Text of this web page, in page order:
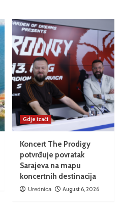
Gdje izaći
Koncert The Prodigy
potvrđuje povratak
Sarajeva na mapu
koncertnih destinacija
Urednica August 6, 2026